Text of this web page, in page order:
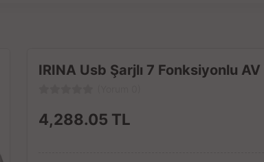
IRINA Usb Şarjlı 7 Fonksiyonlu
4,288.05 TL